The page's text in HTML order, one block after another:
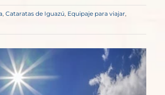
, Cataratas de Iguazú, Equipaje para viajar,